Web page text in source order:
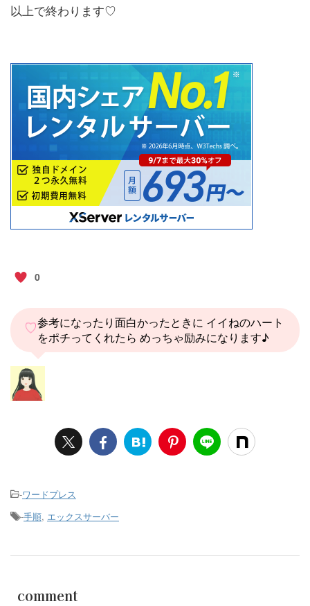
以上で終わります♡
0
♡参考になったり面白かったときに イイねのハート
をポチってくれたら めっちゃ励みになります♪
-ワードプレス
-手順, エックスサーバー
comment